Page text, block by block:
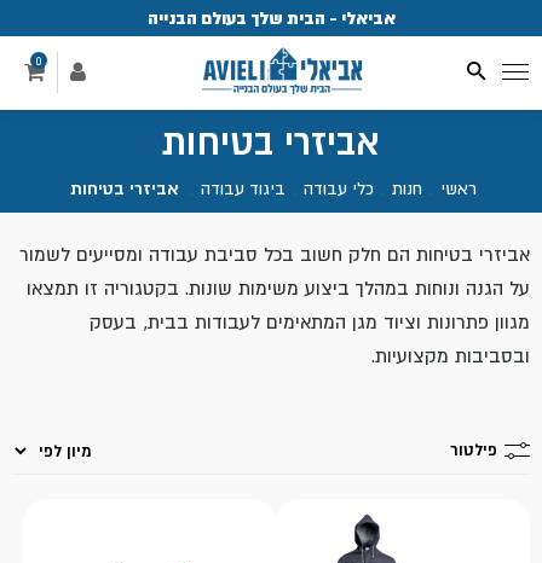
אביאלי - הבית שלך בעולם הבנייה
0
אביזרי בטיחות
ראשי חנות כלי עבודה ביגוד עבודה אביזרי בטיחות
אביזרי בטיחות הם חלק חשוב בכל סביבת עבודה ומסייעים לשמור
על הגנה ונוחות במהלך ביצוע משימות שונות. בקטגוריה זו תמצאו
מגוון פתרונות וציוד מגן המתאימים לעבודות בבית, בעסק
ובסביבות מקצועיות.
פילטור